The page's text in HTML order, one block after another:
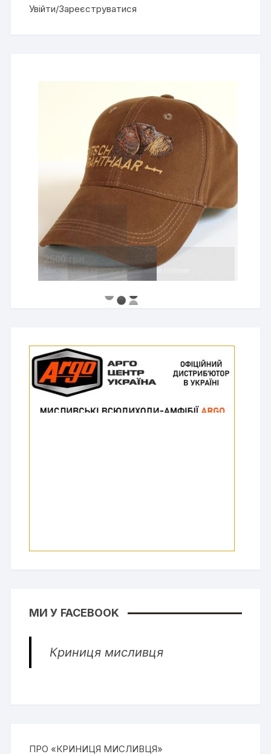
Увійти/Зареєструватися
2500 грн
Мисливський капелюх з широкими полями
МИ У FACEBOOK
Криниця мисливця
ПРО «КРИНИЦЯ МИСЛИВЦЯ»